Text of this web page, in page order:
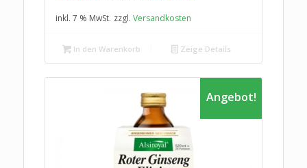
24,99 €
inkl. 7 % MwSt. zzgl. Versandkosten
In den Warenkorb Zeige Details
Angebot!